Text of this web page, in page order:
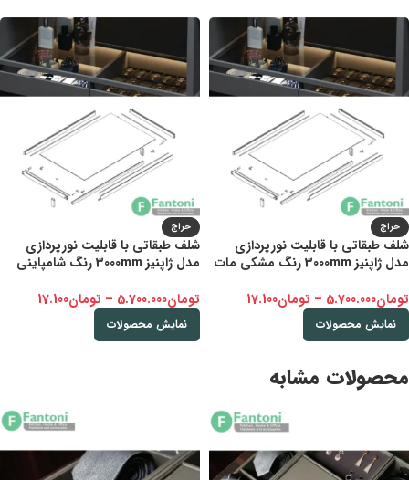
حراج
شلف طبقاتی با قابلیت نورپردازی
مدل ژاپنیز 3000mm رنگ مشکی مات
تومان5.700.000
– تومان17.100
نمایش محصولات
حراج
شلف طبقاتی با قابلیت نورپردازی
مدل ژاپنیز 3000mm رنگ شامپاینی
تومان5.700.000
– تومان17.100
نمایش محصولات
محصولات مشابه